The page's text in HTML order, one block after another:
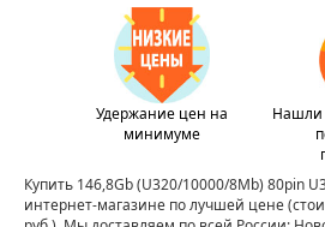
Удержание цен на
минимуме
Нашли
Купить 146,8Gb (U320/10000/8Mb) 80pin
интернет-магазине по лучшей цене